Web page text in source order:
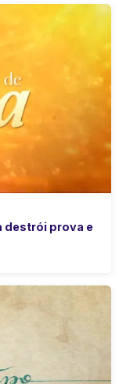
destrói prova e